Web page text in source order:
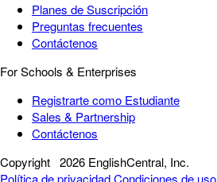
Planes de Suscripción
Preguntas frecuentes
Contáctenos
For Schools & Enterprises
Registrarte como Estudiante
Sales & Partnership
Contáctenos
Copyright 2026 EnglishCentral, Inc.